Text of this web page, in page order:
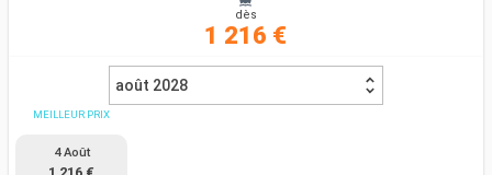
dès
1 216 €
août 2028
MEILLEUR PRIX
4 Août
Rechercher